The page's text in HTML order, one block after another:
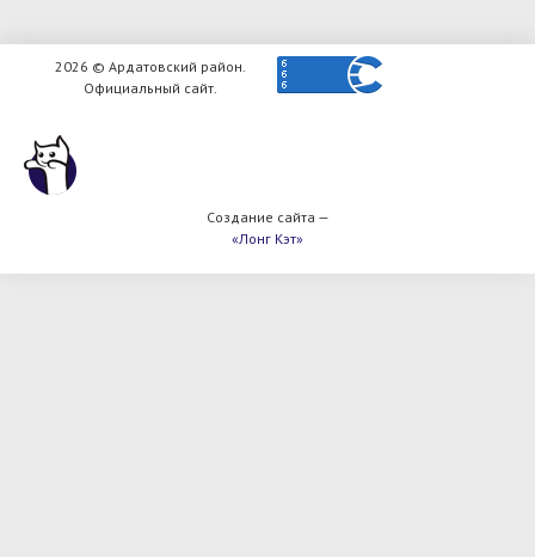
2026 © Ардатовский район.
Официальный сайт.
Создание сайта —
«Лонг Кэт»